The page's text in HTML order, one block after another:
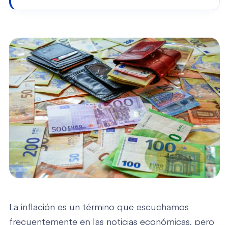
La inflación es un término que escuchamos
frecuentemente en las noticias económicas, pero